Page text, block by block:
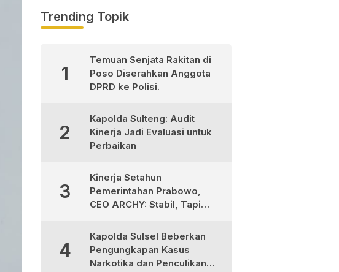
Trending Topik
1
Temuan Senjata Rakitan di
Poso Diserahkan Anggota
DPRD ke Polisi.
2
Kapolda Sulteng: Audit
Kinerja Jadi Evaluasi untuk
Perbaikan
3
Kinerja Setahun
Pemerintahan Prabowo,
CEO ARCHY: Stabil, Tapi
4
Kapolda Sulsel Beberkan
Pengungkapan Kasus
Narkotika dan Penculikan